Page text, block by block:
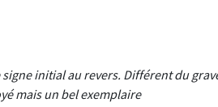
initial au revers. Différent du
mais un bel exemplaire